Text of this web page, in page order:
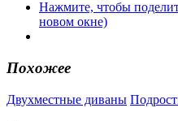
Нажмите, чтобы
новом окне)
Похожее
Двухместные диваны